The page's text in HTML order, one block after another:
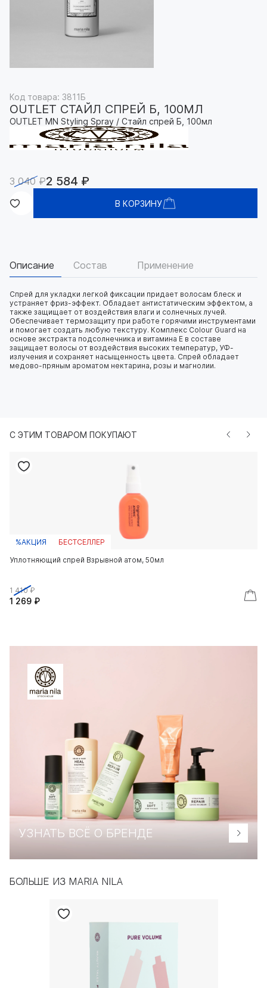
Код товара: 3811Б
OUTLET СТАЙЛ СПРЕЙ Б, 100МЛ
OUTLET MN Styling Spray / Стайл спрей Б, 100мл
3 040 ₽2 584 ₽
В КОРЗИНУ
Описание Состав Применение
Спрей для укладки легкой фиксации придает волосам блеск и
устраняет фриз-эффект. Обладает антистатическим эффектом, а
также защищает от воздействия влаги и солнечных лучей.
Обеспечивает термозащиту при работе горячими инструментами
и помогает создать любую текстуру. Комплекс Colour Guard на
основе экстракта подсолнечника и витамина Е в составе
защищает волосы от воздействия высоких температур, УФ-
излучения и сохраняет насыщенность цвета. Спрей обладает
медово-пряным ароматом нектарина, розы и магнолии.
С ЭТИМ ТОВАРОМ ПОКУПАЮТ
%АКЦИЯ
БЕСТСЕЛЛЕР
Уплотняющий спрей Взрывной атом, 50мл
1 410 ₽
1 269 ₽
УЗНАТЬ ВСЁ О БРЕНДЕ
БОЛЬШЕ ИЗ MARIA NILA